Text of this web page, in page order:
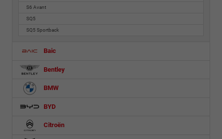
S6 Avant
SQ5
SQ5 Sportback
Baic
Bentley
BMW
BYD
Citroën